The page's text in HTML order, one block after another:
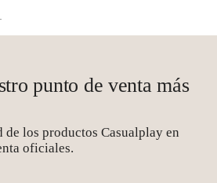
punto de venta más
de los productos Casualplay en
oficiales.